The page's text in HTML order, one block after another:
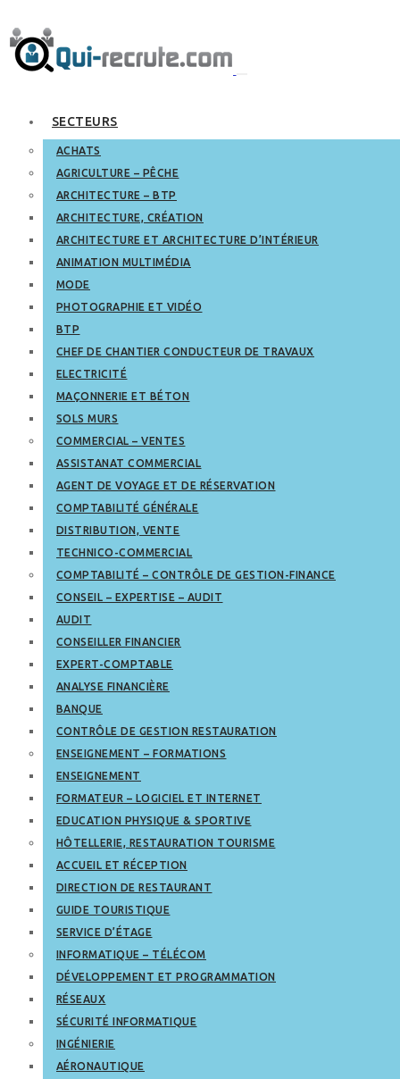
SECTEURS
ACHATS
AGRICULTURE – PÊCHE
ARCHITECTURE – BTP
ARCHITECTURE, CRÉATION
ARCHITECTURE ET ARCHITECTURE D’INTÉRIEUR
ANIMATION MULTIMÉDIA
MODE
PHOTOGRAPHIE ET VIDÉO
BTP
CHEF DE CHANTIER CONDUCTEUR DE TRAVAUX
ELECTRICITÉ
MAÇONNERIE ET BÉTON
SOLS MURS
COMMERCIAL – VENTES
ASSISTANAT COMMERCIAL
AGENT DE VOYAGE ET DE RÉSERVATION
COMPTABILITÉ GÉNÉRALE
DISTRIBUTION, VENTE
TECHNICO-COMMERCIAL
COMPTABILITÉ – CONTRÔLE DE GESTION-FINANCE
CONSEIL – EXPERTISE – AUDIT
AUDIT
CONSEILLER FINANCIER
EXPERT-COMPTABLE
ANALYSE FINANCIÈRE
BANQUE
CONTRÔLE DE GESTION RESTAURATION
ENSEIGNEMENT – FORMATIONS
ENSEIGNEMENT
FORMATEUR – LOGICIEL ET INTERNET
EDUCATION PHYSIQUE & SPORTIVE
HÔTELLERIE, RESTAURATION TOURISME
ACCUEIL ET RÉCEPTION
DIRECTION DE RESTAURANT
GUIDE TOURISTIQUE
SERVICE D’ÉTAGE
INFORMATIQUE – TÉLÉCOM
DÉVELOPPEMENT ET PROGRAMMATION
RÉSEAUX
SÉCURITÉ INFORMATIQUE
INGÉNIERIE
AÉRONAUTIQUE